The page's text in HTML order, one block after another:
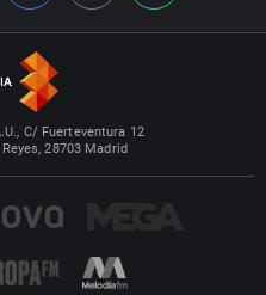
C/ Fuerteventura 12
28703 Madrid